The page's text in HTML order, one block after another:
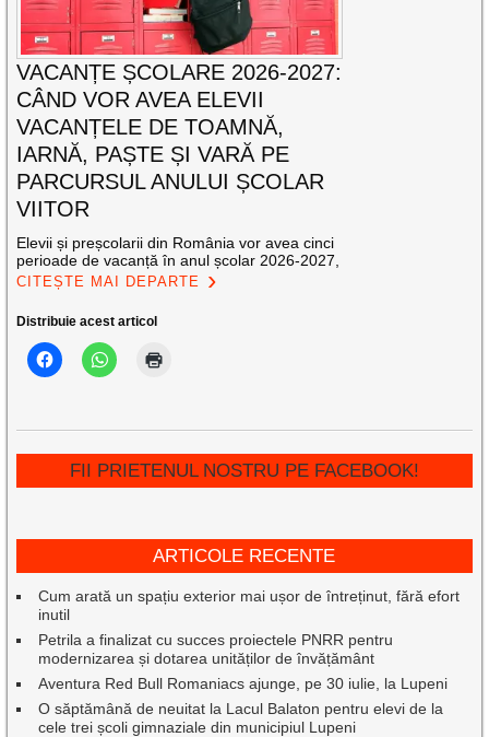
VACANȚE ȘCOLARE 2026-2027:
CÂND VOR AVEA ELEVII
VACANȚELE DE TOAMNĂ,
IARNĂ, PAȘTE ȘI VARĂ PE
PARCURSUL ANULUI ȘCOLAR
VIITOR
Elevii și preșcolarii din România vor avea cinci
perioade de vacanță în anul școlar 2026-2027,
CITEȘTE MAI DEPARTE
Distribuie acest articol
FII PRIETENUL NOSTRU PE FACEBOOK!
ARTICOLE RECENTE
Cum arată un spațiu exterior mai ușor de întreținut, fără efort
inutil
Petrila a finalizat cu succes proiectele PNRR pentru
modernizarea și dotarea unităților de învățământ
Aventura Red Bull Romaniacs ajunge, pe 30 iulie, la Lupeni
O săptămână de neuitat la Lacul Balaton pentru elevi de la
cele trei școli gimnaziale din municipiul Lupeni